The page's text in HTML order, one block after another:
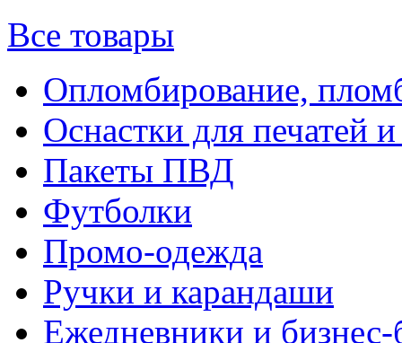
Все товары
Опломбирование,
Оснастки для печатей
Пакеты ПВД
Футболки
Промо-одежда
Ручки и карандаши
Ежедневники и